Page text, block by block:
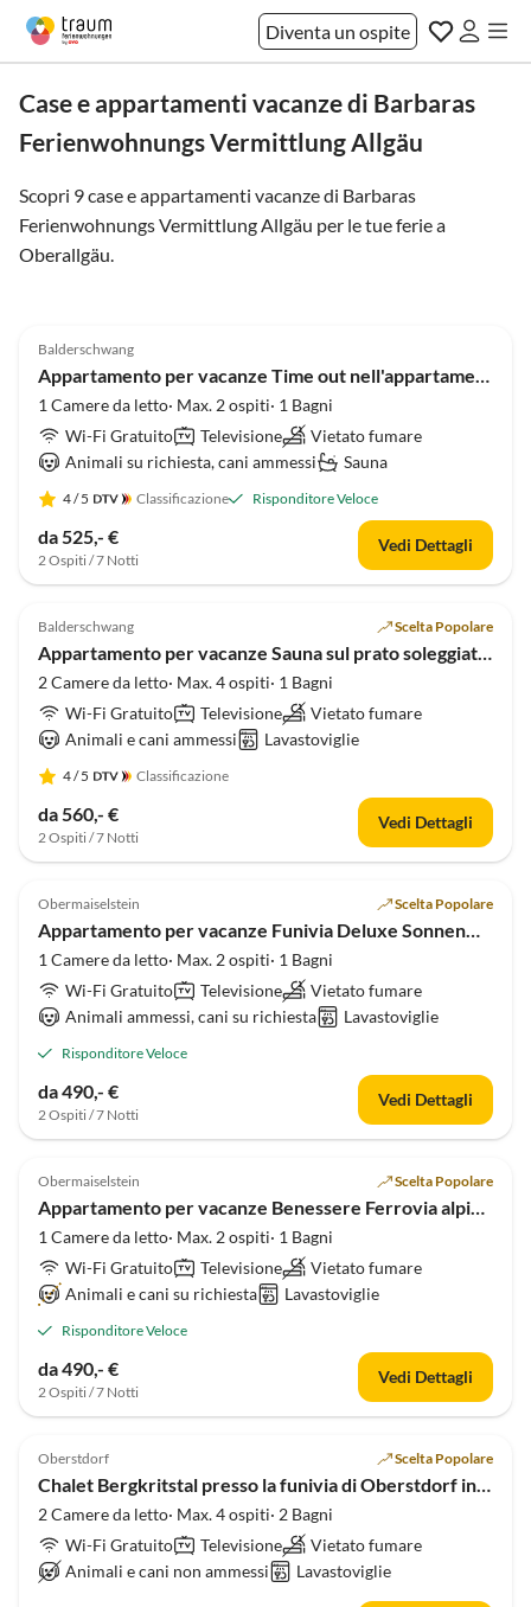
Diventa un ospite
Case e appartamenti vacanze di Barbaras
Ferienwohnungs Vermittlung Allgäu
Scopri 9 case e appartamenti vacanze di Barbaras
Ferienwohnungs Vermittlung Allgäu per le tue ferie a
Oberallgäu.
Balderschwang
Appartamento per vacanze Time out nell'appartamento per le vacanze, sauna e cani gratis.
1 Camere da letto· Max. 2 ospiti· 1 Bagni
Wi-Fi Gratuito
Televisione
Vietato fumare
Animali su richiesta, cani ammessi
Sauna
4/ 5 Classificazione Risponditore Veloce
da 525,- €
2 Ospiti / 7 Notti
Vedi Dettagli
Annuncio in
Alto
5.0 (15)
Balderschwang Scelta Popolare
Appartamento per vacanze Sauna sul prato soleggiato, cani ammessi.
2 Camere da letto· Max. 4 ospiti· 1 Bagni
Wi-Fi Gratuito
Televisione
Vietato fumare
Animali e cani ammessi
Lavastoviglie
4/ 5 Classificazione
da 560,- €
2 Ospiti / 7 Notti
Vedi Dettagli
Premio 2025
Annuncio in
Alto
4.9 (14)
Obermaiselstein Scelta Popolare
Appartamento per vacanze Funivia Deluxe Sonnenwinkel incl.
1 Camere da letto· Max. 2 ospiti· 1 Bagni
Wi-Fi Gratuito
Televisione
Vietato fumare
Animali ammessi, cani su richiesta
Lavastoviglie
Risponditore Veloce
da 490,- €
2 Ospiti / 7 Notti
Vedi Dettagli
5.0 (9)
Obermaiselstein Scelta Popolare
Appartamento per vacanze Benessere Ferrovia alpina incl.
1 Camere da letto· Max. 2 ospiti· 1 Bagni
Wi-Fi Gratuito
Televisione
Vietato fumare
Animali e cani su richiesta
Lavastoviglie
Risponditore Veloce
da 490,- €
2 Ospiti / 7 Notti
Vedi Dettagli
Annuncio in
Alto
5.0 (7)
Oberstdorf Scelta Popolare
Chalet Bergkritstal presso la funivia di Oberstdorf incl.
2 Camere da letto· Max. 4 ospiti· 2 Bagni
Wi-Fi Gratuito
Televisione
Vietato fumare
Animali e cani non ammessi
Lavastoviglie